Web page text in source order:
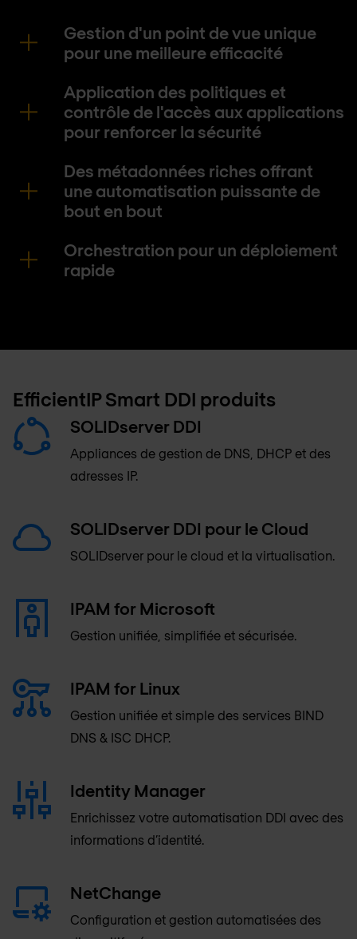
Gestion d'un point de vue unique
pour une meilleure efficacité
Application des politiques et
contrôle de l'accès aux applications
pour renforcer la sécurité
Des métadonnées riches offrant
une automatisation puissante de
bout en bout
Orchestration pour un déploiement
rapide
EfficientIP Smart DDI produits
SOLIDserver DDI
Appliances de gestion de DNS, DHCP et des
adresses IP.
SOLIDserver DDI pour le Cloud
SOLIDserver pour le cloud et la virtualisation.
IPAM for Microsoft
Gestion unifiée, simplifiée et sécurisée.
IPAM for Linux
Gestion unifiée et simple des services BIND
DNS & ISC DHCP.
Identity Manager
Enrichissez votre automatisation DDI avec des
informations d’identité.
NetChange
Configuration et gestion automatisées des